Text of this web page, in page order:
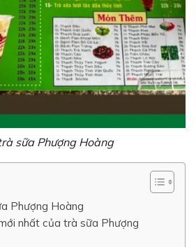
sữa Phượng Hoàng
Phượng Hoàng
nhất của trà sữa Phượng